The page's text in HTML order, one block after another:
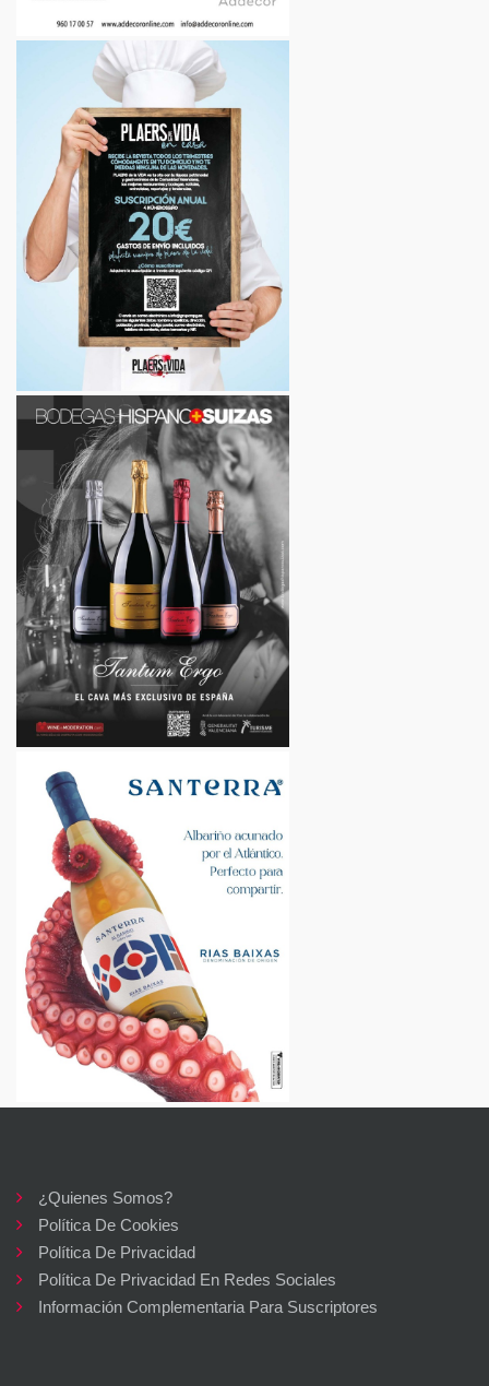
¿Quienes Somos?
Política De Cookies
Política De Privacidad
Política De Privacidad En Redes Sociales
Información Complementaria Para Suscriptores